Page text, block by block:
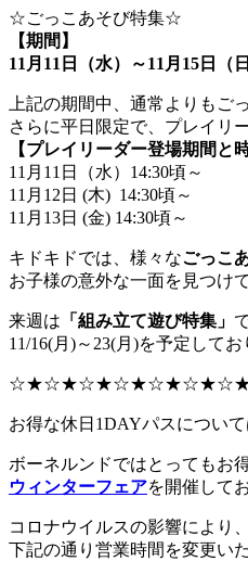
☆ごっこあそび特集☆
【期間】
11月11日（水）～11月15日（日
上記の期間中、通常よりもご
さらに平日限定で、プレイリ
【プレイリーダー登場期間と時
11月11日（水）14:30頃～
11月12日 (木) 14:30頃～
11月13日 (金) 14:30頃～
キドキドでは、様々なごっこ
お子様の意外な一面を見つけ
来週は 「組み立て遊び特集」
11/16(月)～23(月)を予定してお
お得な休日1DAYパスについて
ボーネルンドではとってもお
ウィンターフェアを開催して
コロナウイルスの影響により、
下記の通り営業時間を変更い